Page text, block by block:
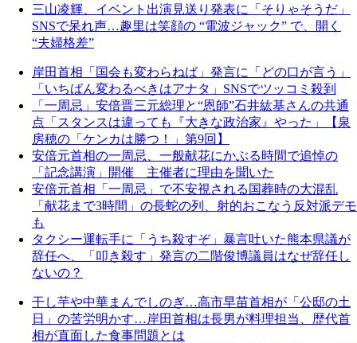
三山凌輝、イベント出演見送り発表に「そりゃそうだ」
SNSで呆れ声…趣里は笑顔の “電波ジャック” で、開く
“夫婦格差”
岸田首相「国会も変わらねば」発言に「どの口が言う」
「いちばん変わるべきはアナタ」SNSでツッコミ殺到
「一周忌」安倍晋三元総理と“恩師”石井紘基さんの共通
点「スタンスは違っても『大きな政治家』やった」【泉
房穂の「ケンカは勝つ！」第9回】
安倍元首相の一周忌、一般献花にかぶる時間で追悼の
「記念講演」開催 主催者に理由を聞いた
安倍元首相「一周忌」で不安視される国葬時の大混乱
「献花まで3時間」の長蛇の列、射的おこなう反対派デモ
も
タクシー運転手に「うち殺すぞ」暴言吐いた熊本県議が
辞任へ、「叩き殺す」発言の二階俊博議員はなぜ辞任し
ないの？
干し芋や中華まんでしのぎ…高市早苗首相が「公邸の土
日」の苦労明かす…岸田首相は長男が料理担当、歴代首
相が直面した食事問題とは